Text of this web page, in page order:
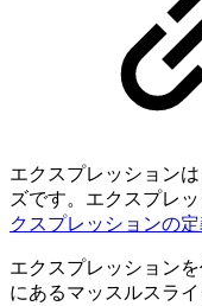
エクスプレッション
ズです。エクスプレ
クスプレッションの
エクスプレッション
にあるマッスルスラ